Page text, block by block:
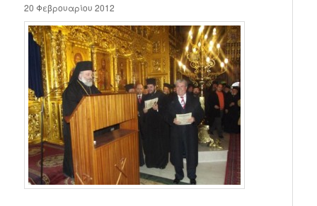
20 Φεβρουαρίου 2012